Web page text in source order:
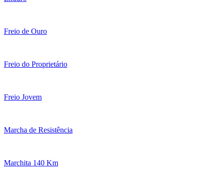
Freio de Ouro
Freio do Proprietário
Freio Jovem
Marcha de Resistência
Marchita 140 Km